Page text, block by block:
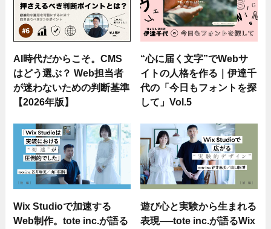
AI時代だからこそ。CMS
はどう選ぶ？ Web担当者
が迷わないための判断基準
【2026年版】
“心に届く文字”でWebサ
イトの人格を作る｜伊達千
代の「今日もフォントを探
して」Vol.5
Wix Studioで加速する
Web制作。tote inc.が語る
遊び心と実験から生まれる
表現──tote inc.が語るWix